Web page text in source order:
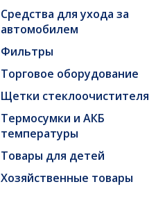
Средства для ухода за
автомобилем
Фильтры
Торговое оборудование
Щетки стеклоочистителя
Термосумки и АКБ
температуры
Товары для детей
Хозяйственные товары